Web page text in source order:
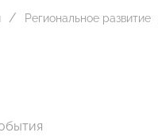
Региональное развитие